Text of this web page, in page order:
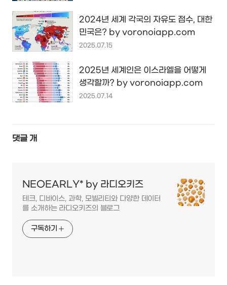
2024년 세계 각국의 자유도 점수, 대한
민국은? by voronoiapp.com
2025.07.15
2025년 세계인은 이스라엘을 어떻게
생각할까? by voronoiapp.com
2025.07.14
댓글 개
NEOEARLY* by 라디오키즈
테크, 디바이스, 과학, 모빌리티와 다양한 데이터
를 소개하는 라디오키즈의 블로그
구독하기